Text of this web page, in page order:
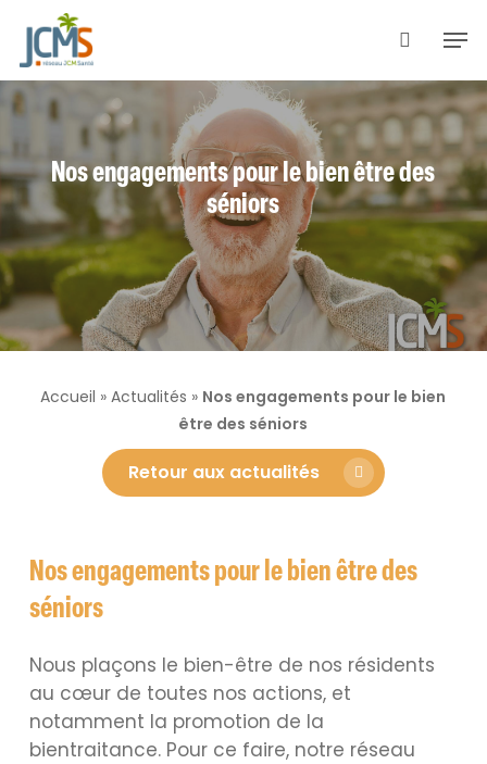
main
content
search
Nos engagements pour le bien être des
séniors
Accueil »Actualités » Nos engagements pour le bien
être des séniors
Retour aux actualités
Nos engagements pour le bien être des
séniors
Nous plaçons le bien-être de nos résidents
au cœur de toutes nos actions, et
notamment la promotion de la
bientraitance. Pour ce faire, notre réseau